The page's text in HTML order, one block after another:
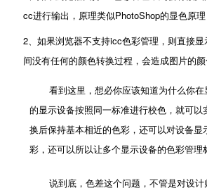
cc进行输出，原理类似PhotoShop的显色原理
2、如果浏览器不支持icc色彩管理，则直接
间没有任何的颜色转换过程，会造成图片的颜
看到这里，想必你应该知道为什么你在
的显示设备按照同一标准进行校色，就可
换后保持基本相近的色彩，还可以对设备
彩，还可以所以让多个显示设备的色彩管理
说到底，色差这个问题，不管是对设计